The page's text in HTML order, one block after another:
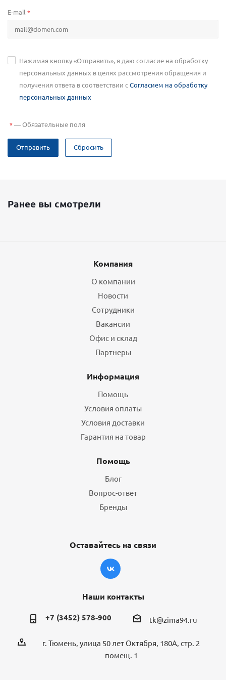
E-mail *
Нажимая кнопку «Отправить», я даю согласие на обработку
персональных данных в целях рассмотрения обращения и
получения ответа в соответствии сСогласием на обработку
персональных данных
*—Обязательные поля
Отправить Сбросить
Ранее вы смотрели
Компания
О компании
Новости
Сотрудники
Вакансии
Офис и склад
Партнеры
Информация
Помощь
Условия оплаты
Условия доставки
Гарантия на товар
Помощь
Блог
Вопрос-ответ
Бренды
Оставайтесь на связи
Наши контакты
+7 (3452) 578-900 tk@zima94.ru
г. Тюмень, улица 50 лет Октября, 180А, стр. 2
помещ. 1